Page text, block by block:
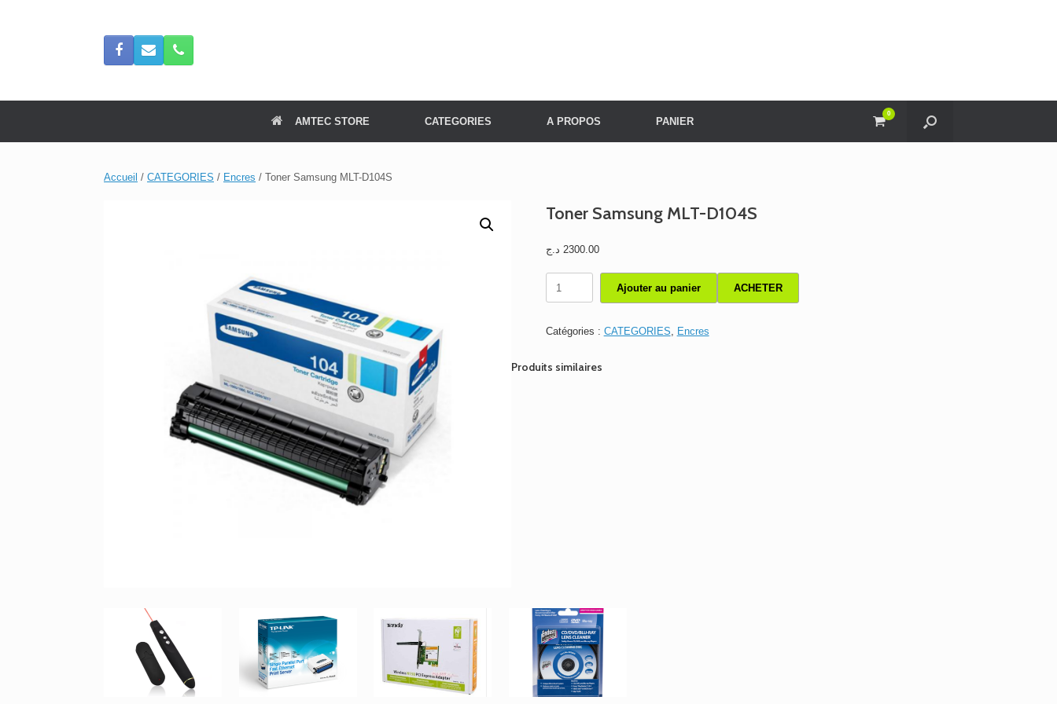
AMTEC STORE CATEGORIES A PROPOS PANIER
View
shopping
cart
0
Accueil / CATEGORIES / Encres / Toner Samsung MLT-D104S
Toner Samsung MLT-D104S
2300.00 د.ج
MLT-
Ajouter au panier ACHETER
Catégories : CATEGORIES Encres
Produits similaires